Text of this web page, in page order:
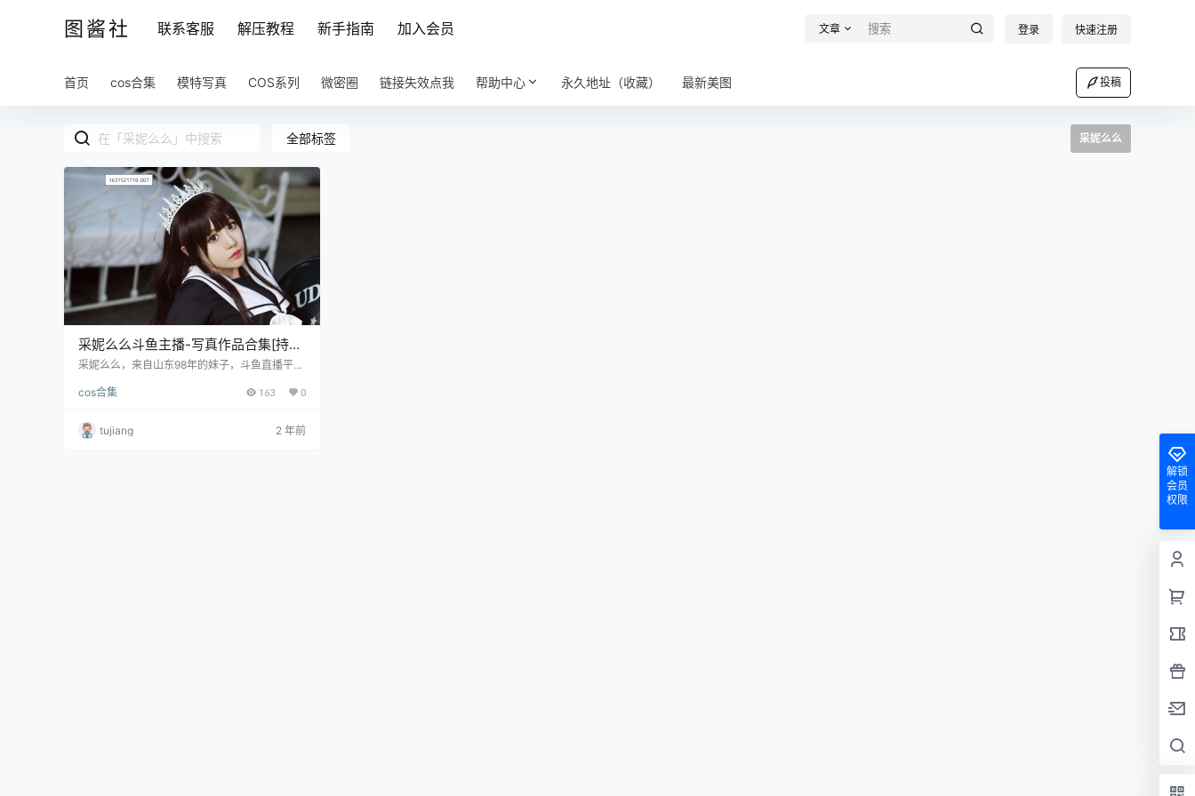
图酱社 联系客服 解压教程 新手指南 加入会员 文章 登录 快速注册
首页 cos合集 模特写真 COS系列 微密圈 链接失效点我 帮助中心 永久地址（收藏） 最新美图 投稿
全部标签 采妮么么
采妮么么斗鱼主播-写真作品合集[持续
更新]
采妮么么，来自山东98年的妹子，斗鱼直播平台
目前围脖粉丝量为4万，小姐姐长相灰常的甜美
MB] NO.02 猫耳朵 [22P-138MB] NO.03 泳装
[49P-636MB]
cos合集 163 0
tujiang 2 年前
解锁
会员
权限